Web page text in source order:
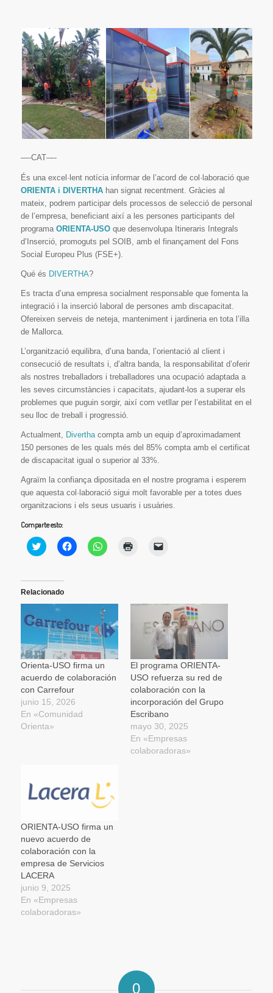
—-CAT—-
És una excel·lent notícia informar de l’acord de col·laboració que
ORIENTA i DIVERTHAhan signat recentment. Gràcies al
mateix, podrem participar dels processos de selecció de personal
de l’empresa, beneficiant així a les persones participants del
programa ORIENTA-USOque desenvolupa Itineraris Integrals
d’Inserció, promoguts pel SOIB, amb el finançament del Fons
Social Europeu Plus (FSE+).
Qué és DIVERTHA?
Es tracta d’una empresa socialment responsable que fomenta la
integració i la inserció laboral de persones amb discapacitat.
Ofereixen serveis de neteja, manteniment i jardineria en tota l’illa
de Mallorca.
L’organització equilibra, d’una banda, l’orientació al client i
consecució de resultats i, d’altra banda, la responsabilitat d’oferir
als nostres treballadors i treballadores una ocupació adaptada a
les seves circumstàncies i capacitats, ajudant-los a superar els
problemes que puguin sorgir, així com vetllar per l’estabilitat en el
seu lloc de treball i progressió.
Actualment, Diverthacompta amb un equip d’aproximadament
150 persones de les quals més del 85% compta amb el certificat
de discapacitat igual o superior al 33%.
Agraïm la confiança dipositada en el nostre programa i esperem
que aquesta col·laboració sigui molt favorable per a totes dues
organitzacions i els seus usuaris i usuàries.
Comparte esto:
Haz
clic
Twitter
(Se
ventana
nueva)
Haz
clic
ventana
nueva)
Haz
clic
en
una
ventana
nueva)
ventanaelectrónico
a
un
amigo
(Se
abre
en
una
ventana
nueva)
Relacionado
Orienta-USO firma un
acuerdo de colaboración
con Carrefour
junio 15, 2026
En «Comunidad
Orienta»
El programa ORIENTA-
USO refuerza su red de
colaboración con la
incorporación del Grupo
Escribano
mayo 30, 2025
En «Empresas
colaboradoras»
ORIENTA-USO firma un
nuevo acuerdo de
colaboración con la
empresa de Servicios
LACERA
junio 9, 2025
En «Empresas
colaboradoras»
0